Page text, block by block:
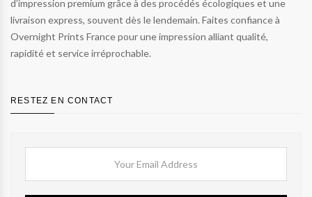
d’impression premium grâce à des procédés écologiques et une
livraison express, souvent dès le lendemain. Faites confiance à
Overnight Prints France pour une impression alliant qualité,
rapidité et service irréprochable.
RESTEZ EN CONTACT